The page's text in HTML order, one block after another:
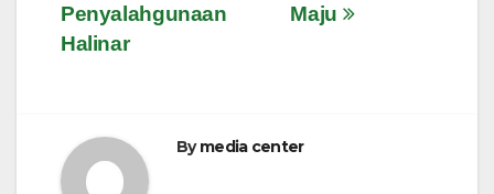
Maju
Penyalahgunaan
Halinar
Bymedia center